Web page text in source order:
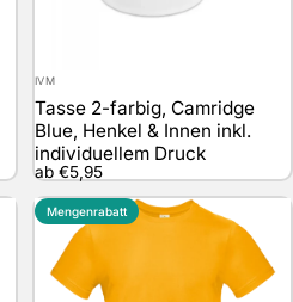
Anbieter:
IVM
Tasse 2-farbig, Camridge
Blue, Henkel & Innen inkl.
individuellem Druck
ab €5,95
Mengenrabatt